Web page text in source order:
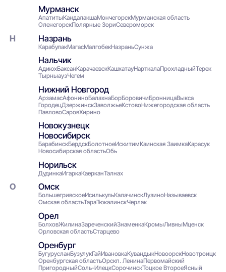
Мурманск
АпатитыКандалакшаМончегорскМурманская область
ОленегорскПолярные ЗориСевероморск
Назрань
КарабулакМагасМалгобекНазраньСунжа
Нальчик
АдиюхБаксанКарачаевскКашхатауНарткалаПрохладныйТерек
ТырныаузЧегем
Нижний Новгород
АрзамасАфониноБалахнаБорБоровичиБронницаВыкса
ГородецДзержинскЗаволжьеКстовоНижегородская область
ПавловоСаровХирино
Новокузнецк
Новосибирск
БарабинскБердскБолотноеИскитимКаинская ЗаимкаКарасук
Новосибирская областьОбь
Норильск
ДудинкаИгаркаКаерканТалнах
Омск
БольшегривскоеИсилькульКалачинскЛузиноНазываевск
Омская областьТараТюкалинскЧерлак
Орел
БолховЖилинаЗареченскийЗнаменкаКромыЛивныМценск
Орловская областьСтарцево
Оренбург
БугурусланБузулукГайИвановкаКувандыкНовоорскНовотроицк
Оренбургская областьОрскп. ЛенинаПервомайский
ПригородныйСоль-ИлецкСорочинскТоцкое ВтороеЯсный